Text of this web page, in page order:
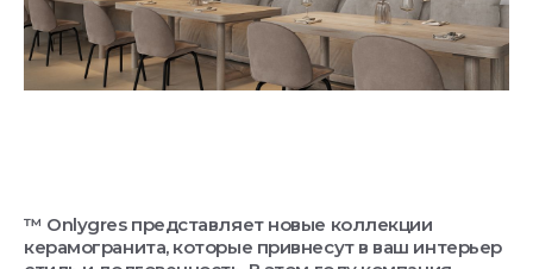
™ Onlygres представляет новые коллекции
керамогранита, которые привнесут в ваш интерьер